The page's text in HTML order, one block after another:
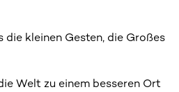
die kleinen Gesten, die Großes
Welt zu einem besseren Ort